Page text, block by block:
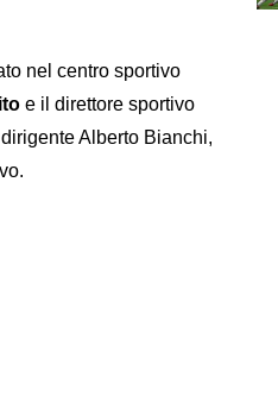
nel centro sportivo
e il direttore sportivo
Alberto Bianchi,